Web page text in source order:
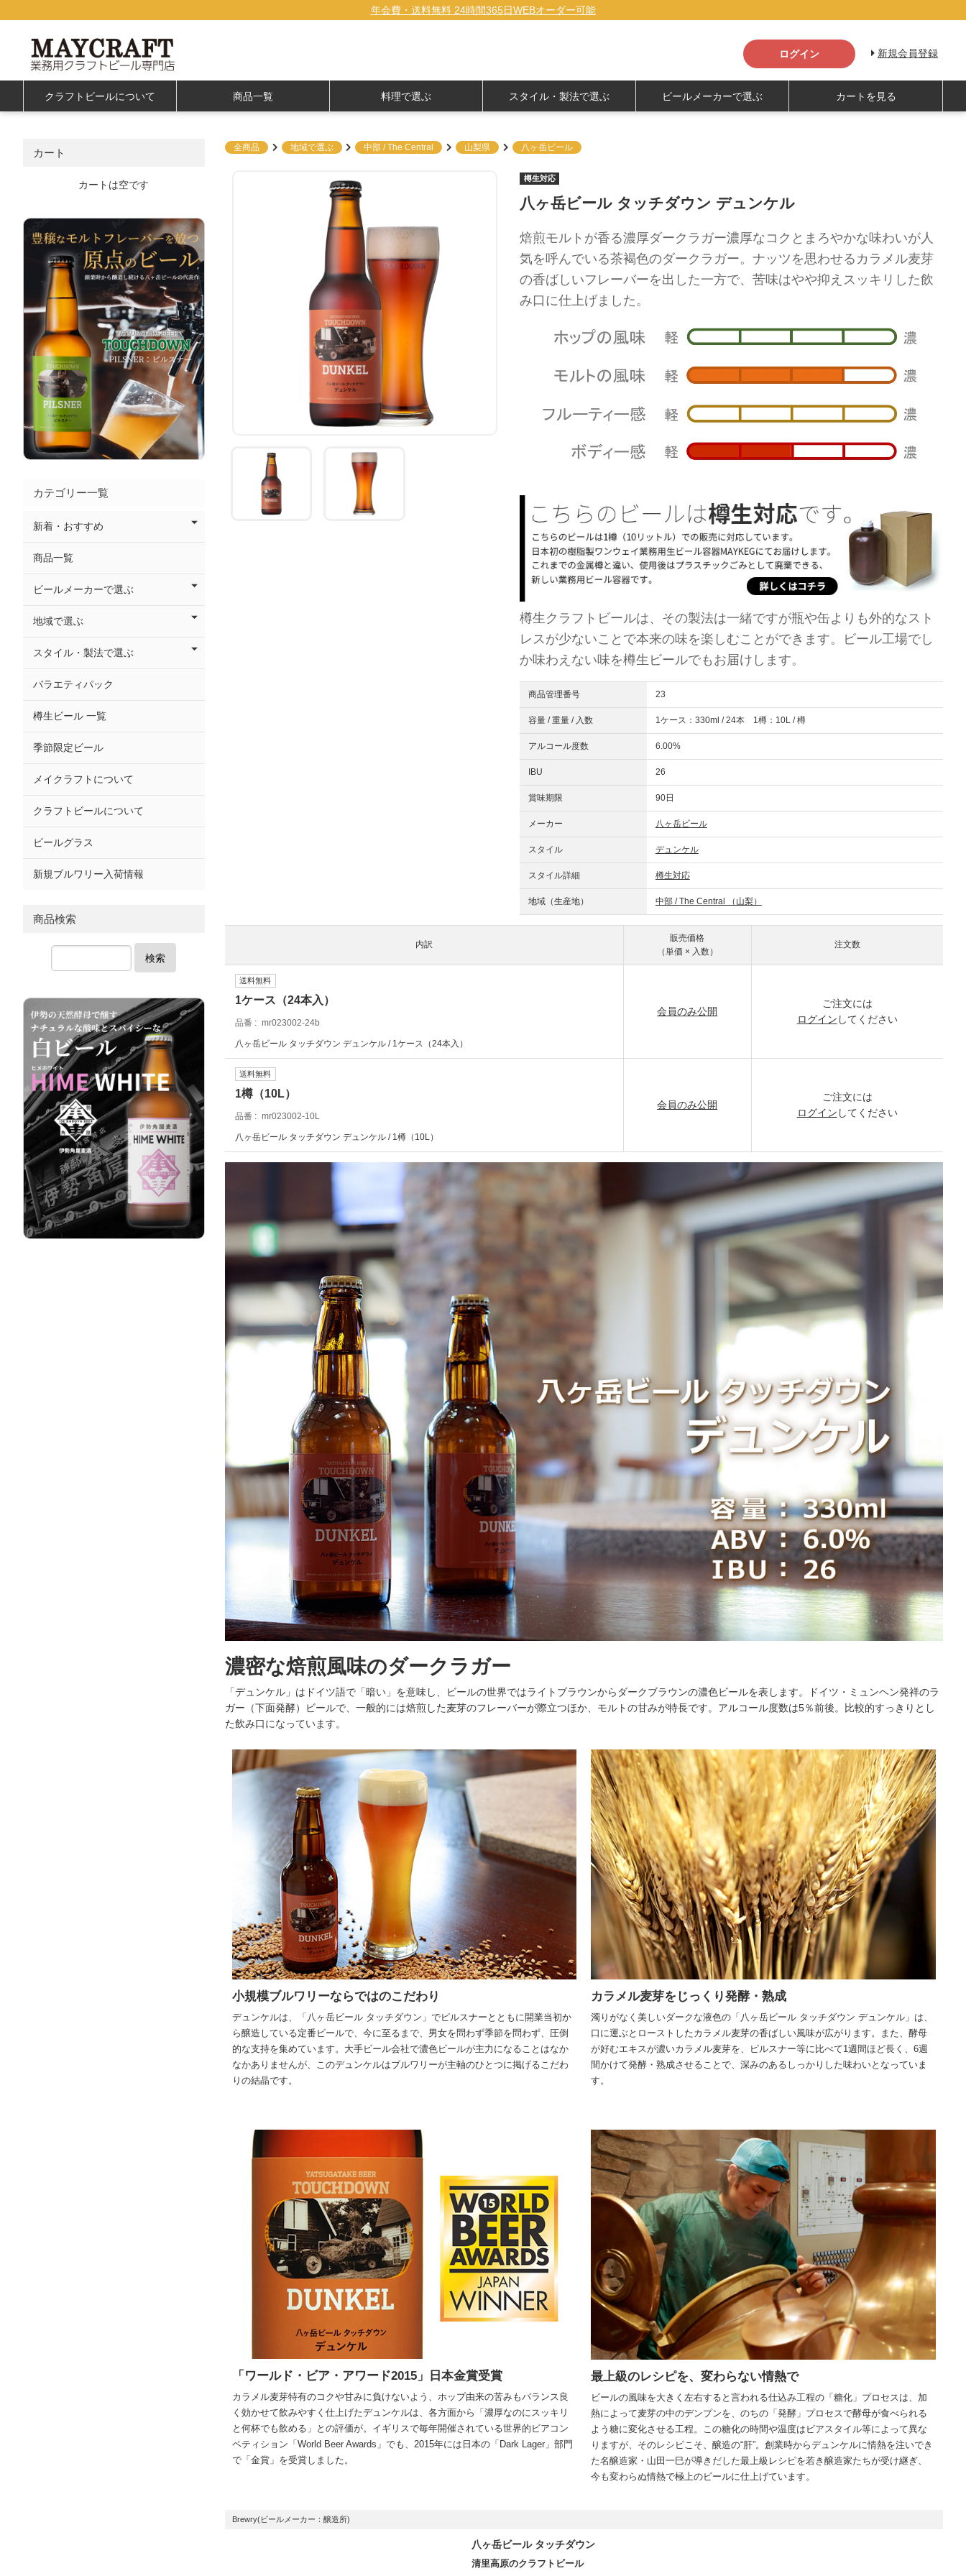
年会費・送料無料 24時間365日WEBオーダー可能
ログイン 新規会員登録
クラフトビールについて 商品一覧 料理で選ぶ スタイル・製法で選ぶ ビールメーカーで選ぶ カートを見る
全商品 地域で選ぶ 中部 / The Central 山梨県 八ヶ岳ビール
樽生対応
八ヶ岳ビール タッチダウン デュンケル
焙煎モルトが香る濃厚ダークラガー濃厚なコクとまろやかな味わいが人
気を呼んでいる茶褐色のダークラガー。ナッツを思わせるカラメル麦芽
の香ばしいフレーバーを出した一方で、苦味はやや抑えスッキリした飲
み口に仕上げました。
樽生クラフトビールは、その製法は一緒ですが瓶や缶よりも外的なスト
レスが少ないことで本来の味を楽しむことができます。ビール工場でし
か味わえない味を樽生ビールでもお届けします。
商品管理番号 23
容量 / 重量 / 入数 1ケース：330ml / 24本 1樽：10L / 樽
アルコール度数 6.00%
IBU 26
賞味期限 90日
メーカー 八ヶ岳ビール
スタイル デュンケル
スタイル詳細 樽生対応
地域（生産地） 中部 / The Central （山梨）
内訳
販売価格
（単価 × 入数）
注文数
送料無料
1ケース（24本入）
品番 mr023002-24b
八ヶ岳ビール タッチダウン デュンケル / 1ケース（24本入）
会員のみ公開
ご注文には
ログイン してください
送料無料
1樽（10L）
品番 mr023002-10L
八ヶ岳ビール タッチダウン デュンケル / 1樽（10L）
会員のみ公開
ご注文には
ログイン してください
濃密な焙煎風味のダークラガー
「デュンケル」はドイツ語で「暗い」を意味し、ビールの世界ではライトブラウンからダークブラウンの濃色ビールを表します。ドイツ・ミュンヘン発祥のラ
ガー（下面発酵）ビールで、一般的には焙煎した麦芽のフレーバーが際立つほか、モルトの甘みが特長です。アルコール度数は5％前後。比較的すっきりとし
た飲み口になっています。
小規模ブルワリーならではのこだわり
デュンケルは、「八ヶ岳ビール タッチダウン」でピルスナーとともに開業当初か
ら醸造している定番ビールで、今に至るまで、男女を問わず季節を問わず、圧倒
的な支持を集めています。大手ビール会社で濃色ビールが主力になることはなか
なかありませんが、このデュンケルはブルワリーが主軸のひとつに掲げるこだわ
りの結晶です。
カラメル麦芽をじっくり発酵・熟成
濁りがなく美しいダークな液色の「八ヶ岳ビール タッチダウン デュンケル」は、
口に運ぶとローストしたカラメル麦芽の香ばしい風味が広がります。また、酵母
が好むエキスが濃いカラメル麦芽を、ピルスナー等に比べて1週間ほど長く、6週
間かけて発酵・熟成させることで、深みのあるしっかりした味わいとなっていま
す。
「ワールド・ビア・アワード2015」日本金賞受賞
カラメル麦芽特有のコクや甘みに負けないよう、ホップ由来の苦みもバランス良
く効かせて飲みやすく仕上げたデュンケルは、各方面から「濃厚なのにスッキリ
と何杯でも飲める」との評価が。イギリスで毎年開催されている世界的ビアコン
ペティション「World Beer Awards」でも、2015年には日本の「Dark Lager」部門
で「金賞」を受賞しました。
最上級のレシピを、変わらない情熱で
ビールの風味を大きく左右すると言われる仕込み工程の「糖化」プロセスは、加
熱によって麦芽の中のデンプンを、のちの「発酵」プロセスで酵母が食べられる
よう糖に変化させる工程。この糖化の時間や温度はビアスタイル等によって異な
りますが、そのレシピこそ、醸造の“肝”。創業時からデュンケルに情熱を注いでき
た名醸造家・山田一巳が導きだした最上級レシピを若き醸造家たちが受け継ぎ、
今も変わらぬ情熱で極上のビールに仕上げています。
Brewry(ビールメーカー：醸造所)
八ヶ岳ビール タッチダウン
清里高原のクラフトビール
カート
カートは空です
カテゴリー一覧
新着・おすすめ
商品一覧
ビールメーカーで選ぶ
地域で選ぶ
スタイル・製法で選ぶ
バラエティパック
樽生ビール 一覧
季節限定ビール
メイクラフトについて
クラフトビールについて
ビールグラス
新規ブルワリー入荷情報
商品検索
検索